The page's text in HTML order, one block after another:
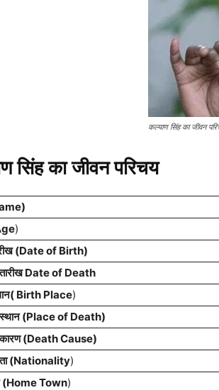
कल्याण सिंह का जीवन
सिंह का जीवन परिचय
)
(Date of Birth)
तारीख Date of Death
Birth Place)
स्थान (Place of Death)
कारण (Death Cause)
(Nationality)
(Home Town)